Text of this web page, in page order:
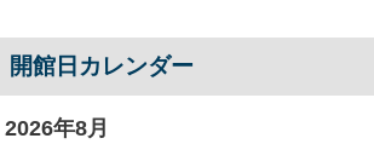
開館日カレンダー
2026年8月